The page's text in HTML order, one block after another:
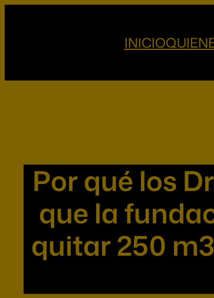
INICIO
Por qué los
que la
quitar 250